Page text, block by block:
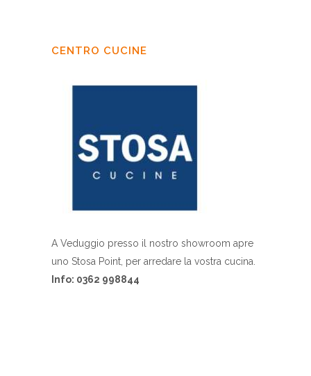
CENTRO CUCINE
A Veduggio presso il nostro showroom apre
uno Stosa Point, per arredare la vostra cucina.
Info: 0362 998844